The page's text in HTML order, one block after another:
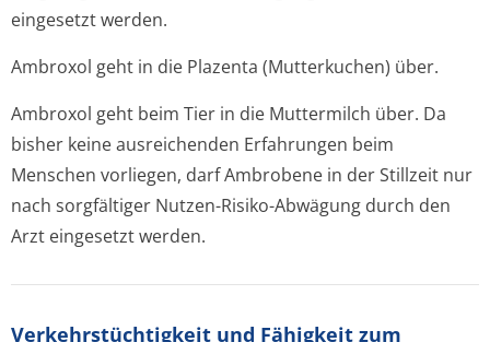
eingesetzt werden.
Ambroxol geht in die Plazenta (Mutterkuchen) über.
Ambroxol geht beim Tier in die Muttermilch über. Da
bisher keine ausreichenden Erfahrungen beim
Menschen vorliegen, darf Ambrobene in der Stillzeit nur
nach sorgfältiger Nutzen-Risiko-Abwägung durch den
Arzt eingesetzt werden.
Verkehrstüchtig­keit und Fähigkeit zum